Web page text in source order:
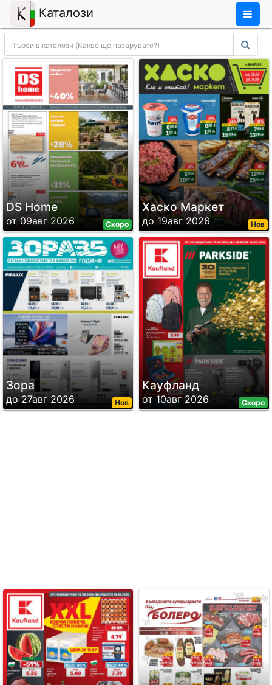
Каталози ×
Скоро
DS Home
от 09авг 2026 Нов
Хаско Маркет
до 19авг 2026
Нов
Зора
до 27авг 2026 Скоро
Кауфланд
от 10авг 2026